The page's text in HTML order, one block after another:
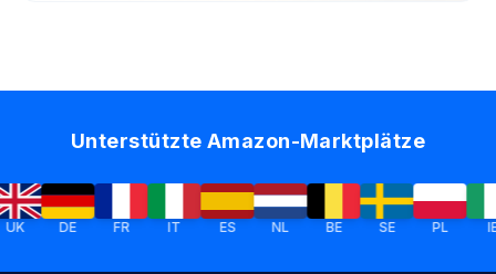
Unterstützte Amazon-Marktplätze
DE FR IT ES NL BE SE PL IE